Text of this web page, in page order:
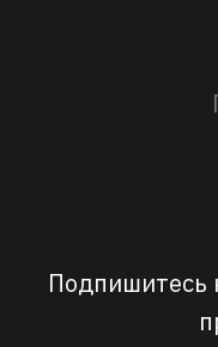
Подпишитесь